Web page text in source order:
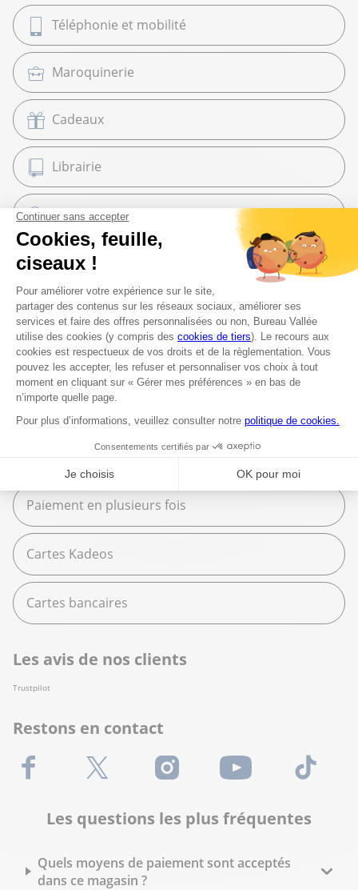
Téléphonie et mobilité
Maroquinerie
Cadeaux
Librairie
Beaux Arts
Espace services
Fournitures scolaires
Moyens de paiement
Carte American Express
Paiement en plusieurs fois
Cartes Kadeos
Cartes bancaires
Les avis de nos clients
Trustpilot
Restons en contact
Facebook X (Twitter) Instagram Youtube TikTok
Les questions les plus fréquentes
Quels moyens de paiement sont acceptés
dans ce magasin ?